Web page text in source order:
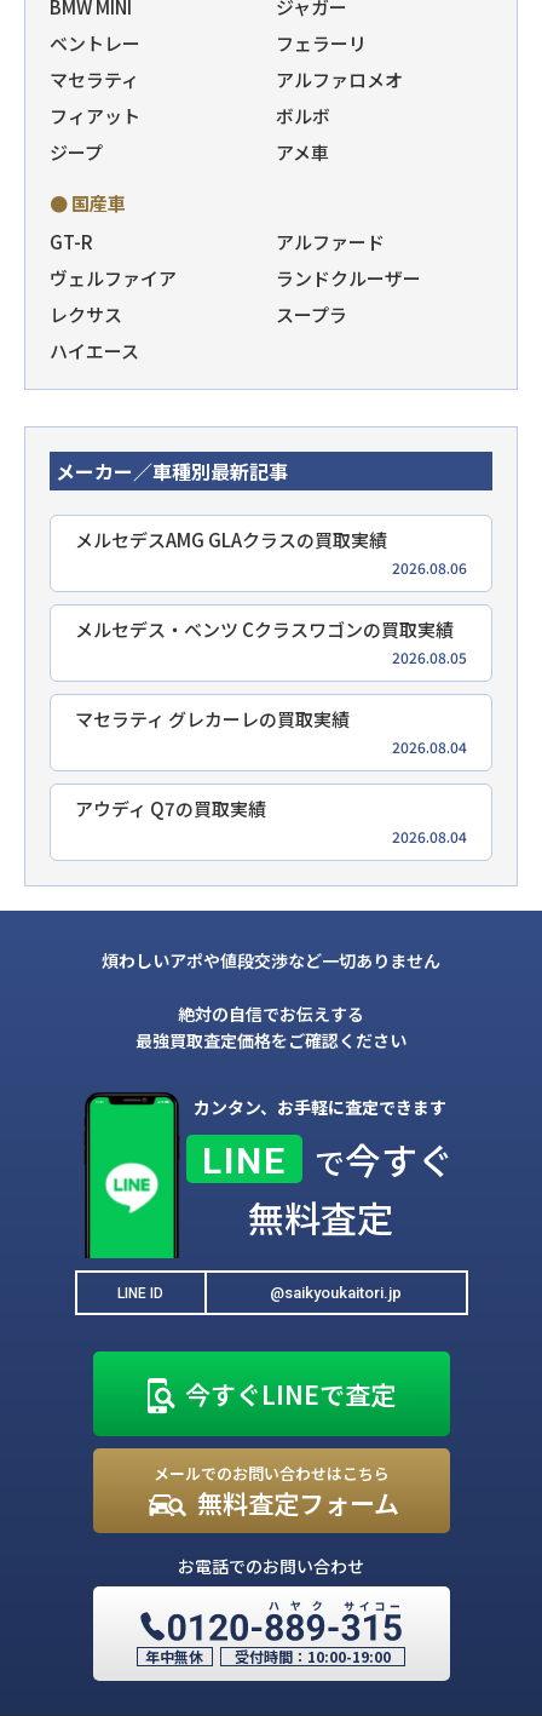
BMW MINI
ジャガー
ベントレー
フェラーリ
マセラティ
アルファロメオ
フィアット
ボルボ
ジープ
アメ車
● 国産車
GT-R
アルファード
ヴェルファイア
ランドクルーザー
レクサス
スープラ
ハイエース
メーカー／車種別最新記事
メルセデスAMG GLAクラスの買取実績
2026.08.06
メルセデス・ベンツ Cクラスワゴンの買取実績
2026.08.05
マセラティ グレカーレの買取実績
2026.08.04
アウディ Q7の買取実績
2026.08.04
煩わしいアポや値段交渉など一切ありません
絶対の自信でお伝えする
最強買取査定価格をご確認ください
カンタン、お手軽に査定できます
LINE で今すぐ
無料査定
LINE ID @saikyoukaitori.jp
今すぐLINEで査定
メールでのお問い合わせはこちら
無料査定フォーム
お電話でのお問い合わせ
年中無休 受付時間： 10:00-19:00